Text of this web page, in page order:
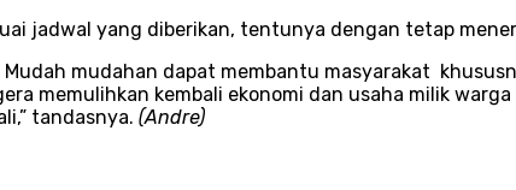
jadwal yang diberikan, tentunya dengan tetap
mudahan dapat membantu masyarakat
memulihkan kembali ekonomi dan usaha milik
tandasnya. (Andre)